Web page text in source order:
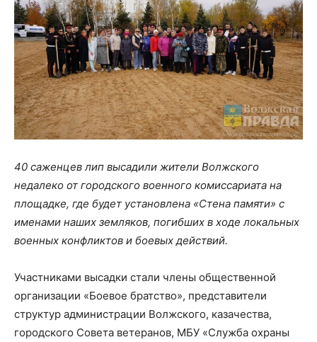
40 саженцев лип высадили жители Волжского
недалеко от городского военного комиссариата на
площадке, где будет установлена «Стена памяти» с
именами наших земляков, погибших в ходе локальных
военных конфликтов и боевых действий.
Участниками высадки стали члены общественной
организации «Боевое братство», представители
структур администрации Волжского, казачества,
городского Совета ветеранов, МБУ «Служба охраны